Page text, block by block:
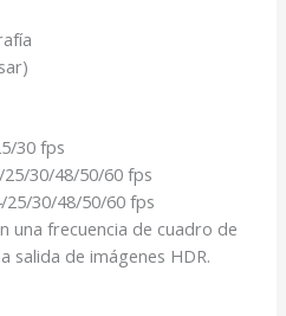
30 fps
25/30/48/50/60 fps
25/30/48/50/60 fps
una frecuencia de cuadro de
salida de imágenes HDR.